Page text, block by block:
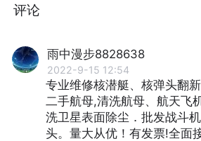
评论
雨中漫步8828638
2022-9-15 12:54
专业维修核潜艇、核弹头翻
二手航母,清洗航母、航天飞
洗卫星表面除尘．批发战斗
头。量大从优！有发票!全面